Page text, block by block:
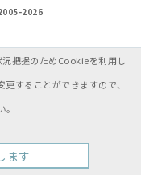
2026
把握のためCookieを利用し
することができますので、
ます